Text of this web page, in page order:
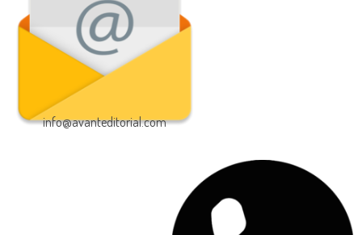
info@avanteditorial.com